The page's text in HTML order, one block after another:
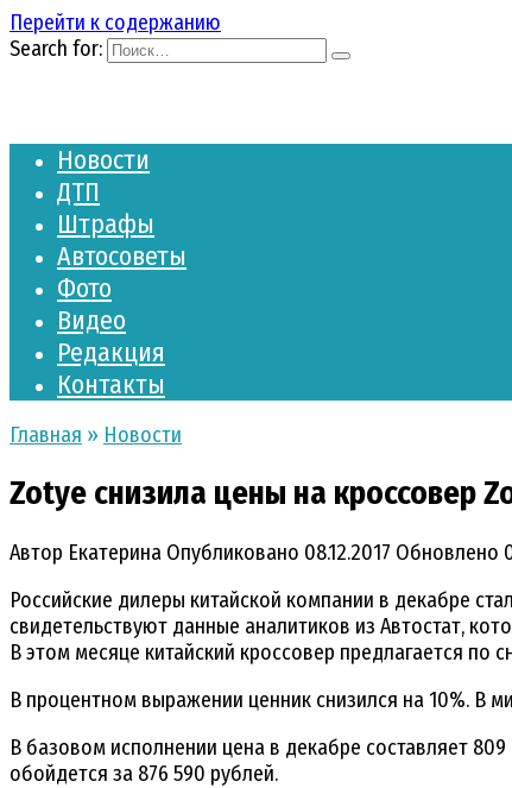
Перейти к содержанию
Search for:
Новости
ДТП
Штрафы
Автосоветы
Фото
Видео
Редакция
Контакты
Главная » Новости
Zotye снизила цены на кроссовер
Автор Екатерина Опубликовано 08.12.2017 Обновлено
Российские дилеры китайской компании в декабре
свидетельствуют данные аналитиков из Автостат,
В этом месяце китайский кроссовер предлагается
В процентном выражении ценник снизился на 10%. В
В базовом исполнении цена в декабре составляет
обойдется за 876 590 рублей.